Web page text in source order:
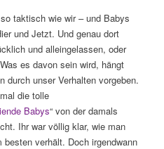
taktisch wie wir – und Babys
und Jetzt. Und genau dort
und alleingelassen, oder
es davon sein wird, hängt
durch unser Verhalten vorgeben.
die tolle
Babys“ von der damals
Ihr war völlig klar, wie man
verhält. Doch irgendwann